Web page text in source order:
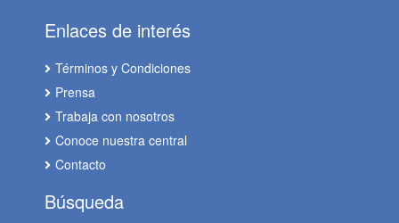
Enlaces de interés
Términos y Condiciones
Prensa
Trabaja con nosotros
Conoce nuestra central
Contacto
Búsqueda